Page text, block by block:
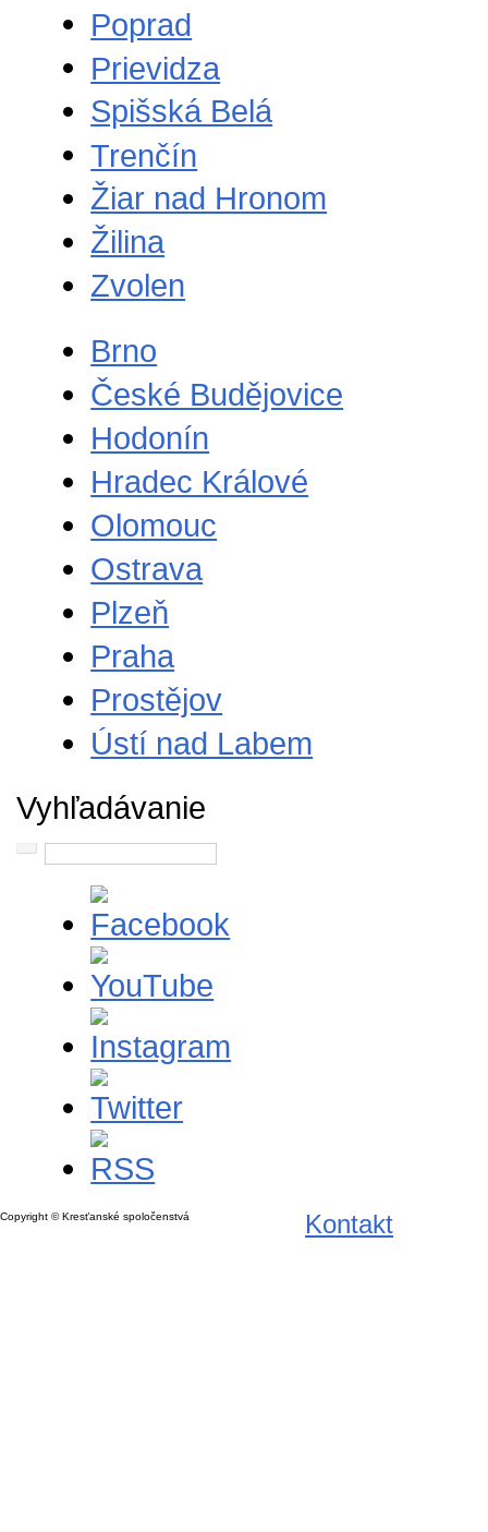
Poprad
Prievidza
Spišská Belá
Trenčín
Žiar nad Hronom
Žilina
Zvolen
Brno
České Budějovice
Hodonín
Hradec Králové
Olomouc
Ostrava
Plzeň
Praha
Prostějov
Ústí nad Labem
Vyhľadávanie
Copyright © Kresťanské spoločenstvá Kontakt